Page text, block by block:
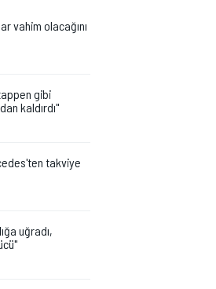
vahim olacağını
gibi
kaldırdı"
takviye
uğradı,